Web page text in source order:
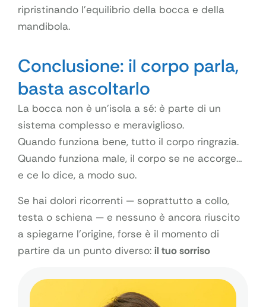
ripristinando l’equilibrio della bocca e della
mandibola.
Conclusione: il corpo parla,
basta ascoltarlo
La bocca non è un’isola a sé: è parte di un
sistema complesso e meraviglioso.
Quando funziona bene, tutto il corpo ringrazia.
Quando funziona male, il corpo se ne accorge…
e ce lo dice, a modo suo.
Se hai dolori ricorrenti — soprattutto a collo,
testa o schiena — e nessuno è ancora riuscito
a spiegarne l’origine, forse è il momento di
partire da un punto diverso: il tuo sorriso